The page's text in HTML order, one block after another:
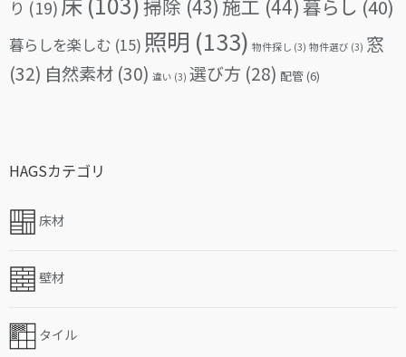
り (19) 掃除 (43) 施工 (44) 暮らし (40)
暮らしを楽しむ (15) 照明 (133) 物件探し (3) 物件選び (3) 窓
(32) 自然素材 (30) 違い (3) 選び方 (28) 配管(6)
HAGSカテゴリ
床材
壁材
タイル